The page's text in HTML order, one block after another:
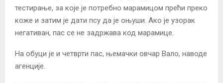
тестирање, за које је потребно марамицом прећи преко
коже и затим је дати псу да је оњуши. Ако је узорак
негативан, пас се не задржава код марамице.
На обуци је и четврти пас, њемачки овчар Вало, наводе
агенције.